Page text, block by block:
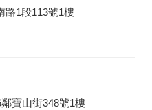
路1段113號1樓
寶山街348號1樓